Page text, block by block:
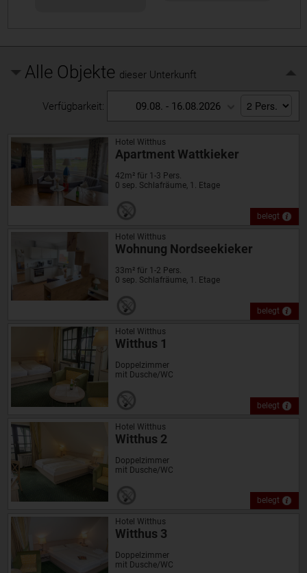
Alle Objekte dieser Unterkunft
Verfügbarkeit: 09.08. - 16.08.2026
belegt
Hotel Witthus
Apartment Wattkieker
42m² für 1-3 Pers.
0 sep. Schlafräume, 1. Etage
belegt
Hotel Witthus
Wohnung Nordseekieker
33m² für 1-2 Pers.
0 sep. Schlafräume, 1. Etage
belegt
Hotel Witthus
Witthus 1
Doppelzimmer
mit Dusche/WC
belegt
Hotel Witthus
Witthus 2
Doppelzimmer
mit Dusche/WC
Hotel Witthus
Witthus 3
Doppelzimmer
mit Dusche/WC